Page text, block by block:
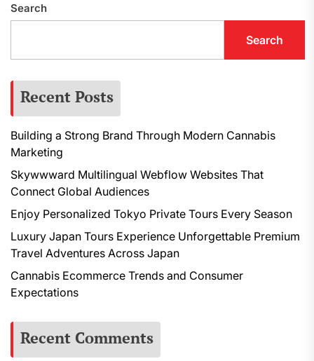
Search
Search
Recent Posts
Building a Strong Brand Through Modern Cannabis
Marketing
Skywwward Multilingual Webflow Websites That
Connect Global Audiences
Enjoy Personalized Tokyo Private Tours Every Season
Luxury Japan Tours Experience Unforgettable Premium
Travel Adventures Across Japan
Cannabis Ecommerce Trends and Consumer
Expectations
Recent Comments